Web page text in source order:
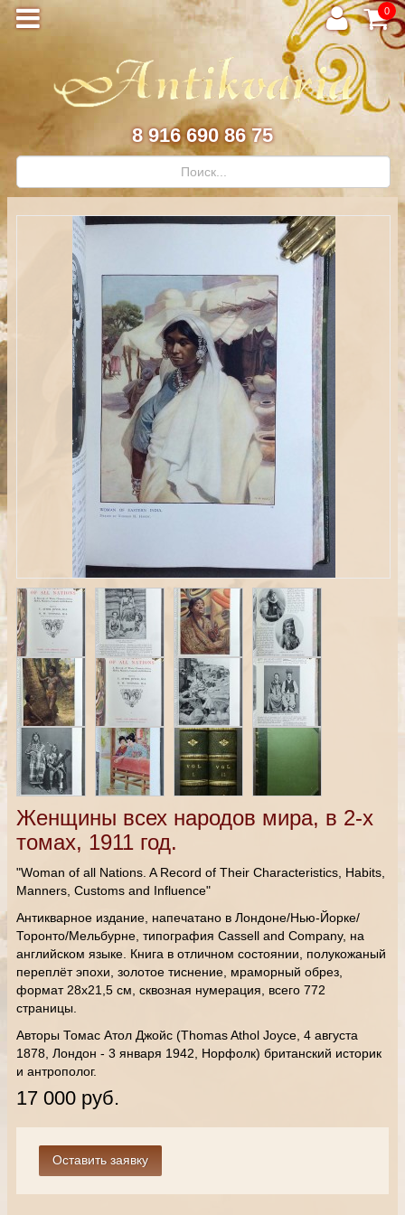
0
8 916 690 86 75
Женщины всех народов мира, в 2-х
томах, 1911 год.
"Woman of all Nations. A Record of Their Characteristics, Habits,
Manners, Customs and Influence"
Антикварное издание, напечатано в Лондоне/Нью-Йорке/
Торонто/Мельбурне, типография Cassell and Company, на
английском языке. Книга в отличном состоянии, полукожаный
переплёт эпохи, золотое тиснение, мраморный обрез,
формат 28х21,5 см, сквозная нумерация, всего 772
страницы.
Авторы Томас Атол Джойс (Thomas Athol Joyce, 4 августа
1878, Лондон - 3 января 1942, Норфолк) британский историк
и антрополог.
17 000 руб.